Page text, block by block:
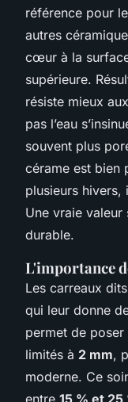
référence pour
autres
cœur à la
supérieure.
résiste mieux
pas l’eau
souvent plus
cérame est bien
plusieurs hivers,
Une vraie
durable.
L'importance
Les carreaux
qui leur donne
permet de
limités à 2 mm,
moderne. Ce